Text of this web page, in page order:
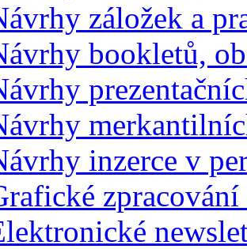
záložek a
bookletů,
inzerce v